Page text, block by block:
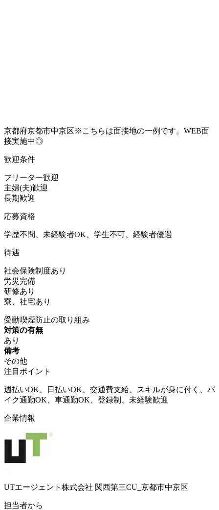
京都府京都市中京区※こちらは面接地の一例です。WEB面
接実施中◎
歓迎条件
フリーター歓迎
主婦(夫)歓迎
長期歓迎
応募資格
学歴不問、未経験者OK、学生不可、経験者優遇
待遇
社会保険制度あり
労災完備
研修あり
寮、社宅あり
受動喫煙防止の取り組み
対策の有無
あり
備考
その他
注目ポイント
週払いOK、日払いOK、交通費支給、スキルが身に付く、バ
イク通勤OK、車通勤OK、登録制、未経験歓迎
企業情報
UTエージェント株式会社 関西第三CU_京都市中京区
担当者から